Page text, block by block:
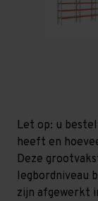
Let op: u
heeft en
Deze
legbordniveau
zijn afgewerkt